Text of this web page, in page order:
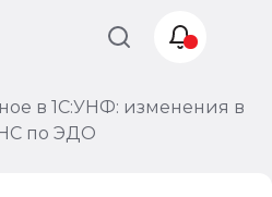
в 1С:УНФ: изменения в
по ЭДО